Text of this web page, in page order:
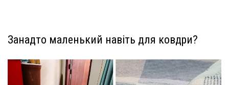
Занадто маленький навіть для ковдри?